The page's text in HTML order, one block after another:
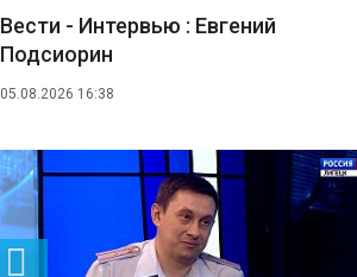
Вести - Интервью : Евгений
Подсиорин
05.08.2026 16:38